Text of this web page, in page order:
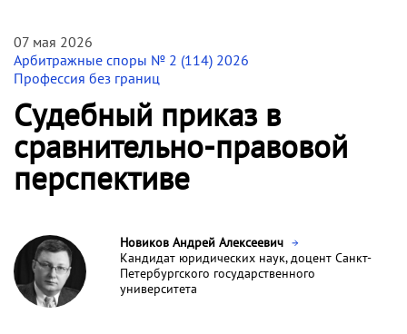
07 мая 2026
Арбитражные споры № 2 (114) 2026
Профессия без границ
Судебный приказ в
сравнительно-правовой
перспективе
Новиков Андрей Алексеевич
Кандидат юридических наук, доцент Санкт-
Петербургского государственного
университета